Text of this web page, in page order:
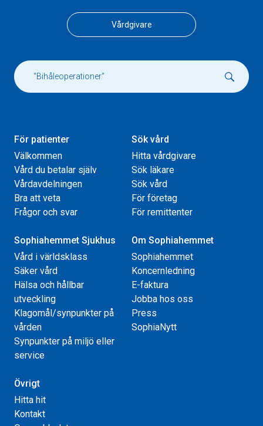
Vårdgivare
För patienter
Välkommen
Vård du betalar själv
Vårdavdelningen
Bra att veta
Frågor och svar
Sök vård
Hitta vårdgivare
Sök läkare
Sök vård
För företag
För remittenter
Sophiahemmet Sjukhus
Vård i världsklass
Säker vård
Hälsa och hållbar
utveckling
Klagomål/synpunkter på
vården
Synpunkter på miljö eller
service
Om Sophiahemmet
Sophiahemmet
Koncernledning
E-faktura
Jobba hos oss
Press
SophiaNytt
Övrigt
Hitta hit
Kontakt